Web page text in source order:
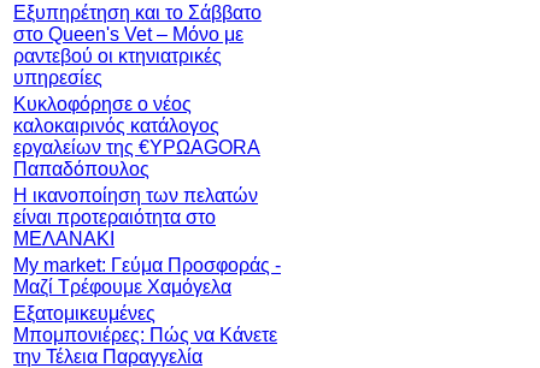
Εξυπηρέτηση και το Σάββατο
στο Queen's Vet – Μόνο με
ραντεβού οι κτηνιατρικές
υπηρεσίες
Κυκλοφόρησε ο νέος
καλοκαιρινός κατάλογος
εργαλείων της €ΥΡΩAGORA
Παπαδόπουλος
Η ικανοποίηση των πελατών
είναι προτεραιότητα στο
ΜΕΛΑΝΑΚΙ
My market: Γεύμα Προσφοράς -
Μαζί Τρέφουμε Χαμόγελα
Εξατομικευμένες
Μπομπονιέρες: Πώς να Κάνετε
την Τέλεια Παραγγελία